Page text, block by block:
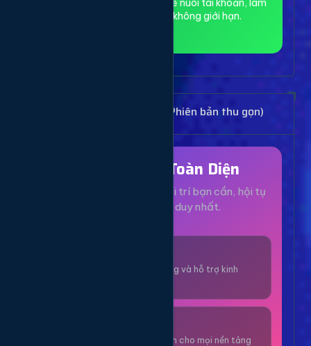
toàn và ẩn danh, phù hợp để nuôi tài khoản, làm
MMO và truy cập web không giới hạn.
Bảng Dịch Vụ Mạng Xã Hội (Phiên bản thu gọn)
Hệ Sinh Thái Toàn Diện
Mọi dịch vụ, tiện ích và giải trí bạn cần, hội tụ
tại một nền tảng duy nhất.
Công cụ tăng trưởng và hỗ trợ kinh
Nhận code xác minh cho mọi nền tảng